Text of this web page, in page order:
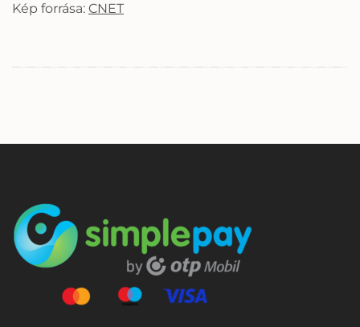
Kép forrása: CNET